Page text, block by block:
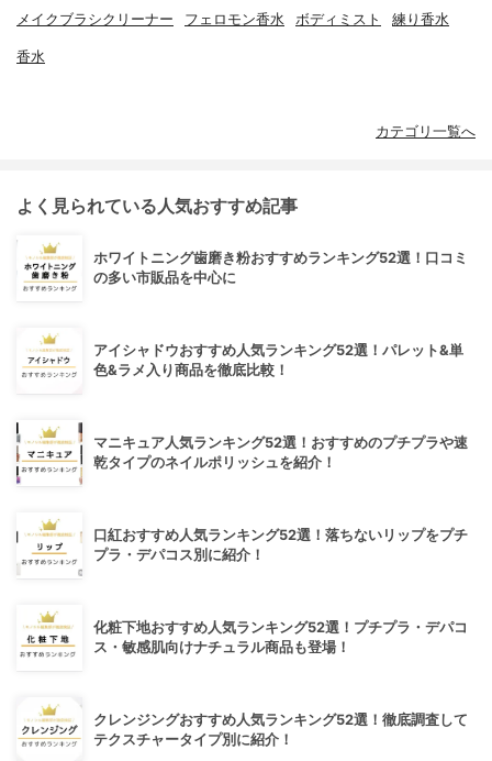
メイクブラシクリーナー フェロモン香水 ボディミスト 練り香水
香水
カテゴリ一覧へ
よく見られている人気おすすめ記事
ホワイトニング歯磨き粉おすすめランキング52選！口コミ
の多い市販品を中心に
アイシャドウおすすめ人気ランキング52選！パレット&単
色&ラメ入り商品を徹底比較！
マニキュア人気ランキング52選！おすすめのプチプラや速
乾タイプのネイルポリッシュを紹介！
口紅おすすめ人気ランキング52選！落ちないリップをプチ
プラ・デパコス別に紹介！
化粧下地おすすめ人気ランキング52選！プチプラ・デパコ
ス・敏感肌向けナチュラル商品も登場！
クレンジングおすすめ人気ランキング52選！徹底調査して
テクスチャータイプ別に紹介！